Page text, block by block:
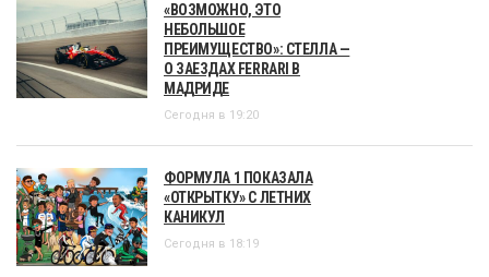
«ВОЗМОЖНО, ЭТО
НЕБОЛЬШОЕ
ПРЕИМУЩЕСТВО»: СТЕЛЛА —
О ЗАЕЗДАХ FERRARI В
МАДРИДЕ
Сегодня в 19:20
ФОРМУЛА 1 ПОКАЗАЛА
«ОТКРЫТКУ» С ЛЕТНИХ
КАНИКУЛ
Сегодня в 18:19